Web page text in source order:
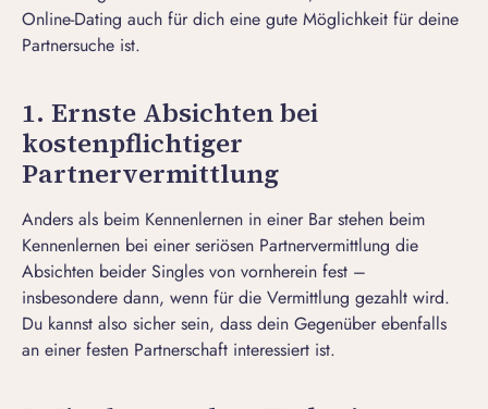
Online-Dating auch für dich eine gute Möglichkeit für deine
Partnersuche ist.
1. Ernste Absichten bei
kostenpflichtiger
Partnervermittlung
Anders als beim Kennenlernen in einer Bar stehen beim
Kennenlernen bei einer seriösen Partnervermittlung die
Absichten beider Singles von vornherein fest –
insbesondere dann, wenn für die Vermittlung gezahlt wird.
Du kannst also sicher sein, dass dein Gegenüber ebenfalls
an einer festen Partnerschaft interessiert ist.